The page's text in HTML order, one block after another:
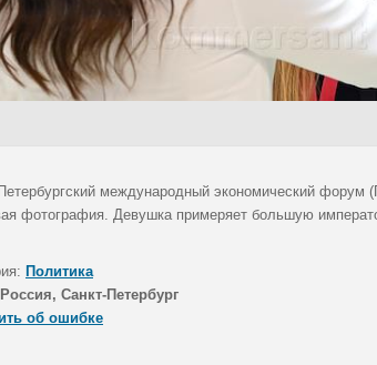
международный экономический
фотография. Девушка примеряет большую
Политика
Россия, Санкт-Петербург
об ошибке